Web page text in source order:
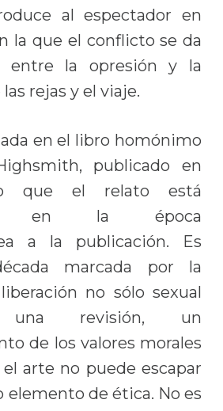
al espectador en
la que el conflicto se da
entre la opresión y la
rejas y el viaje.
en el libro homónimo
publicado en
que el relato está
en la época
a la publicación. Es
marcada por la
no sólo sexual
revisión, un
de los valores morales
arte no puede escapar
elemento de ética. No es